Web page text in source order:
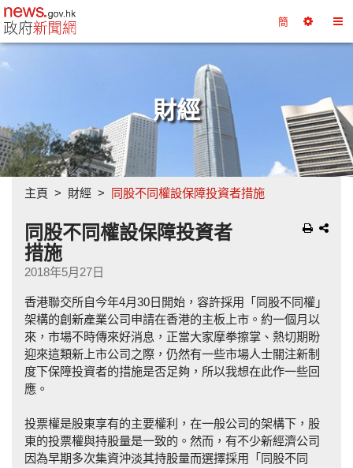
政府新聞網主頁 簡
擇
換
財經
主頁 財經 同股不同權設保障投資者措施
同股不同權設保障投資者
措施
2018年5月27日
香港聯交所自今年4月30日開始，容許採用「同股不同權」
架構的創新產業公司申請在香港的主板上市。約一個月以
來，市場不時傳來好消息，正當大家摩拳擦掌、熱切期盼
迎來這類新上市公司之際，仍然有一些市場人士關注新制
度下保障投資者的措施是否足夠，所以我想在此作一些回
應。
投票權是股東享有的主要權利，在一般公司的架構下，股
東的投票權與持股量是一致的。然而，有不少新經濟公司
因為早期多次集資沖淡其持股量而選擇採用「同股不同